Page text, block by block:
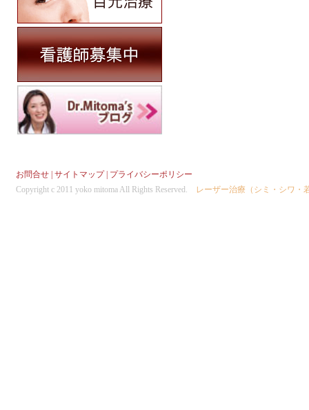
お問合せ| サイトマップ| プライバシーポリシー
Copyright c 2011 yoko mitoma All Rights Reserved.
レーザー治療（シミ・シワ・